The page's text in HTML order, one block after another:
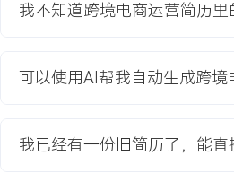
2.社交媒体账号粉丝数从0增长至XXX
4.项目报告在学校评审中获评优秀，
教育背景
我不知道跨境电商运营简历
可以使用AI帮我自动生成跨境
我已经有一份旧简历了，能直